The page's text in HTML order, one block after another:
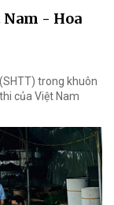
- Hoa
trong khuôn
của Việt Nam